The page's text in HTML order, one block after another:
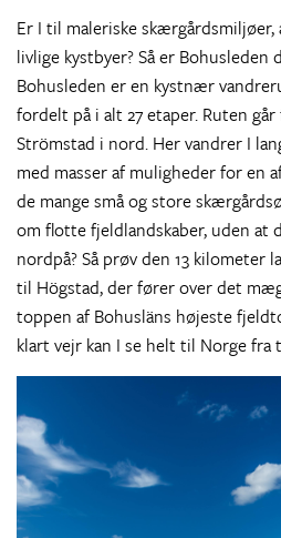
Er I til maleriske
livlige kystbyer? Så er
Bohusleden er en kystnær
fordelt på i alt 27 etaper. Ruten går
Strömstad i nord. Her vandrer I
med masser af muligheder for en
de mange små og store
om flotte fjeldlandskaber, uden at
nordpå? Så prøv den 13 kilometer
til Högstad, der fører over det
toppen af Bohusläns højeste
klart vejr kan I se helt til Norge fra